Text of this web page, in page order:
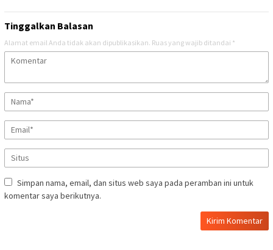
Tinggalkan Balasan
Alamat email Anda tidak akan dipublikasikan. Ruas yang wajib ditandai *
Simpan nama, email, dan situs web saya pada peramban ini untuk
komentar saya berikutnya.